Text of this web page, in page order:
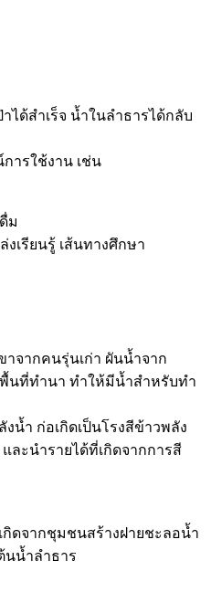
ด้สำเร็จ น้ำในลำธารได้กลับ
ารใช้งาน เช่น
ม
เรียนรู้ เส้นทางศึกษา
จากคนรุ่นเก่า ผันน้ำจาก
พื้นที่ทำนา ทำให้มีน้ำสำหรับทำ
น้ำ ก่อเกิดเป็นโรงสีข้าวพลัง
ละนำรายได้ที่เกิดจากการสี
ดจากชุมชนสร้างฝายชะลอน้ำ
น้ำลำธาร